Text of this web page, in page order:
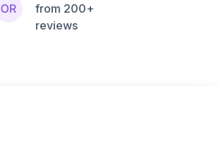
from 200+
reviews